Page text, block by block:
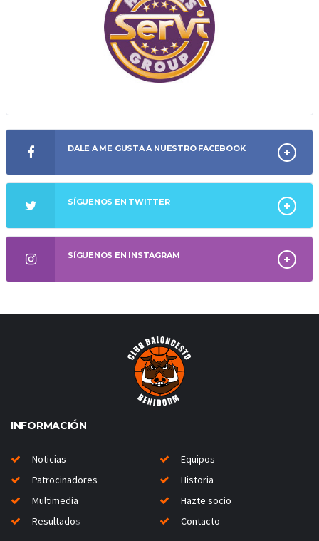
DALE A ME GUSTA A NUESTRO FACEBOOK
SÍGUENOS EN TWITTER
SÍGUENOS EN INSTAGRAM
INFORMACIÓN
Noticias
Equipos
Patrocinadores
Historia
Multimedia
Hazte socio
Resultados Contacto